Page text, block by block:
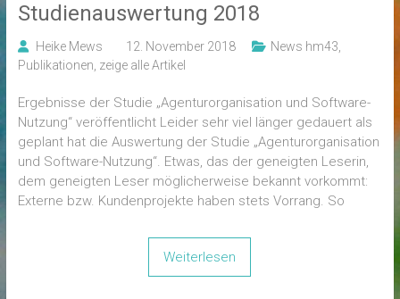
Studienauswertung 2018
Heike Mews 12. November 2018 News hm43
Publikationen zeige alle Artikel
Ergebnisse der Studie „Agenturorganisation und Software-
Nutzung“ veröffentlicht Leider sehr viel länger gedauert als
geplant hat die Auswertung der Studie „Agenturorganisation
und Software-Nutzung“. Etwas, das der geneigten Leserin,
dem geneigten Leser möglicherweise bekannt vorkommt:
Externe bzw. Kundenprojekte haben stets Vorrang. So
Weiterlesen